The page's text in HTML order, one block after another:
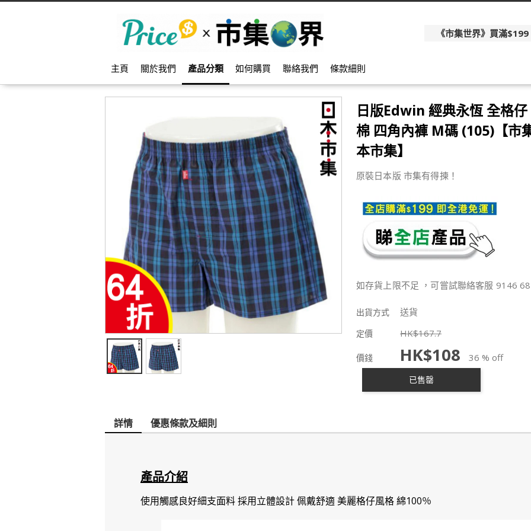
《市集世界》買滿
主頁 關於我們 產品分類 如何購買 聯絡我們 條款細則
日版Edwin 經典永恆 全格
棉 四角內褲 M碼 (105)【市
本市集】
原裝日本版 市集有得揀！
如存貨上限不足 ，可嘗試聯絡客服 9146
出貨方式 送貨
定價 HK$167.7
價錢 HK$108 36 % off
已售罄
詳情 優惠條款及細則
產品介紹
使用觸感良好細支面料 採用立體設計 佩戴舒適 美麗格仔風格 綿100％